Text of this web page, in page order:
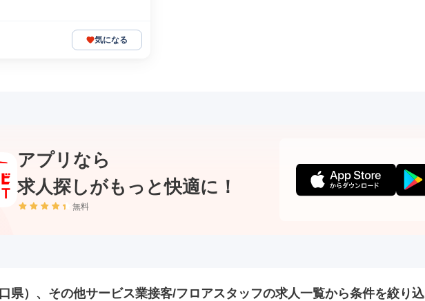
気になる
アプリなら
求人探しがもっと快適に！
無料
県）、その他サービス業接客/フロアスタッフの求人一覧から条件を絞り